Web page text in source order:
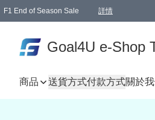
F1 End of Season Sale 詳情
Goal4U e-Shop
商品 送貨方式付款方式關於